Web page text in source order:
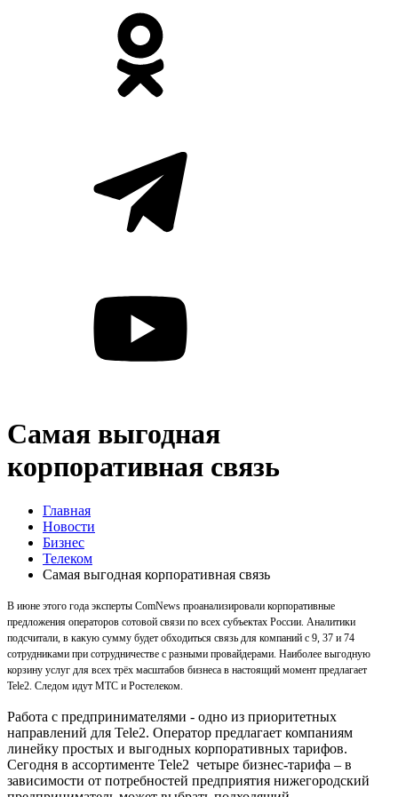
Самая выгодная
корпоративная связь
Главная
Новости
Бизнес
Телеком
Самая выгодная корпоративная связь
В июне этого года эксперты ComNews проанализировали корпоративные
предложения операторов сотовой связи по всех субъектах России. Аналитики
подсчитали, в какую сумму будет обходиться связь для компаний с 9, 37 и 74
сотрудниками при сотрудничестве с разными провайдерами. Наиболее выгодную
корзину услуг для всех трёх масштабов бизнеса в настоящий момент предлагает
Tele2. Следом идут МТС и Ростелеком.
Работа с предпринимателями - одно из приоритетных
направлений для Tele2. Оператор предлагает компаниям
линейку простых и выгодных корпоративных тарифов.
Сегодня в ассортименте Tele2 четыре бизнес-тарифа – в
зависимости от потребностей предприятия нижегородский